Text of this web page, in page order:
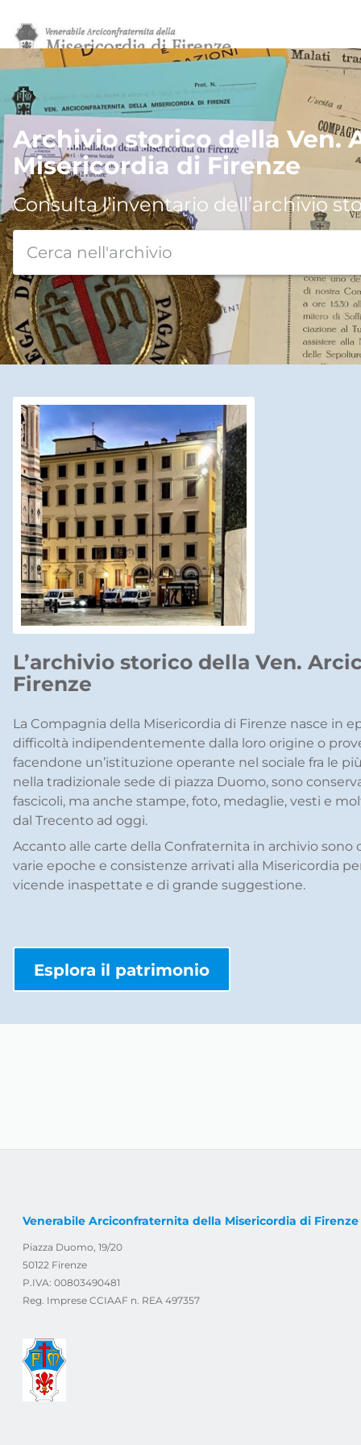
Archivio storico della Ven.
Misericordia di Firenze
Consulta l’inventario dell’archivio
L’archivio storico della Ven.
Firenze
La Compagnia della Misericordia di Firenze nasce in
difficoltà indipendentemente dalla loro origine o
facendone un’istituzione operante nel sociale fra le
nella tradizionale sede di piazza Duomo, sono
fascicoli, ma anche stampe, foto, medaglie, vesti e
dal Trecento ad oggi.
Accanto alle carte della Confraternita in archivio
varie epoche e consistenze arrivati alla Misericordia
vicende inaspettate e di grande suggestione.
Esplora il patrimonio
Venerabile Arciconfraternita della Misericordia di Firenze
Piazza Duomo, 19/20
50122 Firenze
P.IVA: 00803490481
Reg. Imprese CCIAAF n. REA 497357